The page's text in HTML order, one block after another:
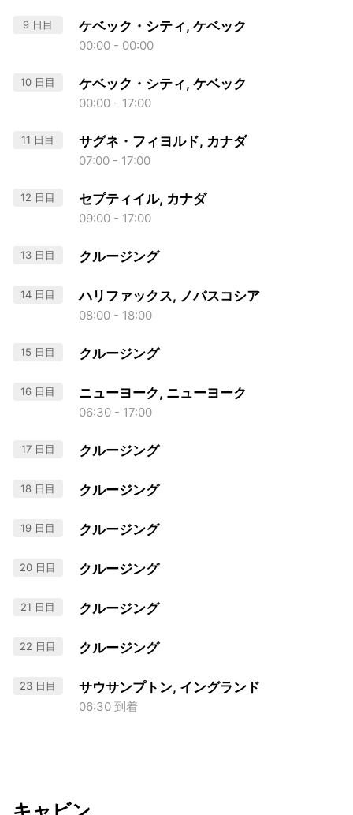
9 日目 ケベック・シティ, ケベック
00:00 - 00:00
10 日目 ケベック・シティ, ケベック
00:00 - 17:00
11 日目 サグネ・フィヨルド, カナダ
07:00 - 17:00
12 日目 セプティイル, カナダ
09:00 - 17:00
13 日目 クルージング
14 日目 ハリファックス, ノバスコシア
08:00 - 18:00
15 日目 クルージング
16 日目 ニューヨーク, ニューヨーク
06:30 - 17:00
17 日目 クルージング
18 日目 クルージング
19 日目 クルージング
20 日目 クルージング
21 日目 クルージング
22 日目 クルージング
23 日目 サウサンプトン, イングランド
06:30 到着